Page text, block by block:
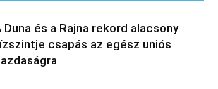
Duna és a Rajna rekord alacsony
csapás az egész uniós